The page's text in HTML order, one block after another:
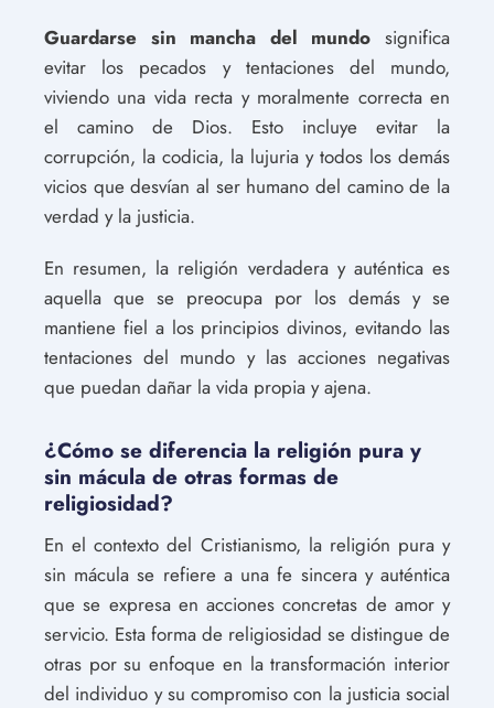
Guardarse sin mancha del mundo significa
evitar los pecados y tentaciones del mundo,
viviendo una vida recta y moralmente correcta en
el camino de Dios. Esto incluye evitar la
corrupción, la codicia, la lujuria y todos los demás
vicios que desvían al ser humano del camino de la
verdad y la justicia.
En resumen, la religión verdadera y auténtica es
aquella que se preocupa por los demás y se
mantiene fiel a los principios divinos, evitando las
tentaciones del mundo y las acciones negativas
que puedan dañar la vida propia y ajena.
¿Cómo se diferencia la religión pura y
sin mácula de otras formas de
religiosidad?
En el contexto del Cristianismo, la religión pura y
sin mácula se refiere a una fe sincera y auténtica
que se expresa en acciones concretas de amor y
servicio. Esta forma de religiosidad se distingue de
otras por su enfoque en la transformación interior
del individuo y su compromiso con la justicia social